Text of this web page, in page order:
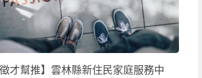
徵才幫推】雲林縣新住民家庭服務中